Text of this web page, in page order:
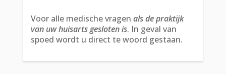
Voor alle medische vragen als de praktijk
van uw huisarts gesloten is. In geval van
spoed wordt u direct te woord gestaan.